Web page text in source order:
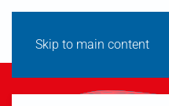
Skip to main content